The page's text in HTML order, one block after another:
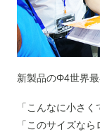
新製品のΦ4世界
「こんなに小さく
「このサイズな